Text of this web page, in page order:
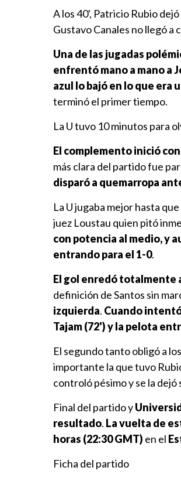
A los 40', Patricio Rubio
Gustavo Canales no llegó
Una de las jugadas
enfrentó mano a mano a
azul lo bajó en lo que era
terminó el primer tiempo.
La U tuvo 10 minutos para
El complemento inició
más clara del partido fue
disparó a quemarropa
La U jugaba mejor hasta que
juez Loustau quien pitó
con potencia al medio, y
entrando para el 1-0.
El gol enredó totalmente
definición de Santos sin
izquierda. Cuando
Tajam (72') y la pelota
El segundo tanto obligó a
importante la que tuvo
controló pésimo y se la
Final del partido y
resultado. La vuelta de
horas (22:30 GMT) en el
Ficha del partido